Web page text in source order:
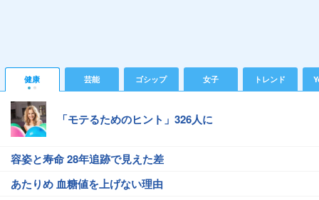
健康 芸能 ゴシップ 女子 トレンド
「モテるためのヒント」326人に
容姿と寿命 28年追跡で見えた差
あたりめ 血糖値を上げない理由